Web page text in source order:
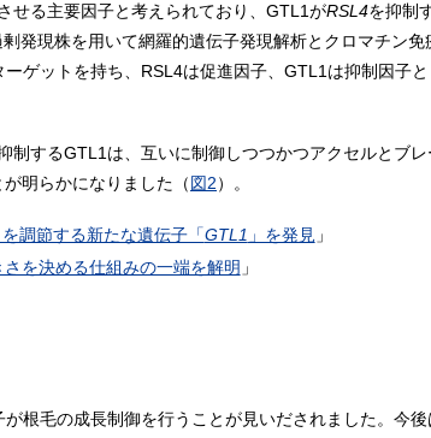
せる主要因子と考えられており、GTL1がRSL4を抑制
剰発現株を用いて網羅的遺伝子発現解析とクロマチン
ゲットを持ち、RSL4は促進因子、GTL1は抑制因子
するGTL1は、互いに制御しつつかつアクセルとブ
明らかになりました（図2）。
調節する新たな遺伝子「GTL1 」を発見 」
を決める仕組みの一端を解明 」
根毛の成長制御を行うことが見いだされました。今